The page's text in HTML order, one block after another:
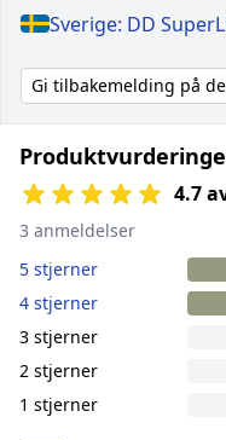
Sverige: DD
Gi tilbakemelding på
4.7
3 anmeldelser
5 stjerner
4 stjerner
3 stjerner
2 stjerner
1 stjerner